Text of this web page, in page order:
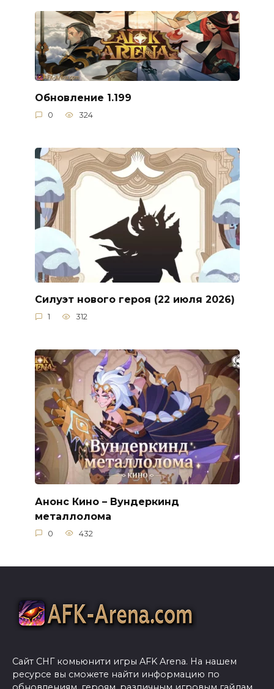
Обновление 1.199
0 324
Силуэт нового героя (22 июля 2026)
1 312
Анонс Кино – Вундеркинд
металлолома
0 432
Сайт СНГ комьюнити игры AFK Arena. На нашем
ресурсе вы сможете найти информацию по